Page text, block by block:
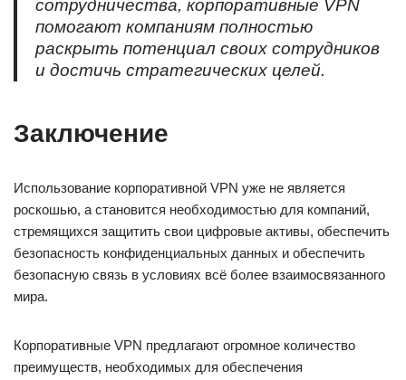
сотрудничества, корпоративные VPN
помогают компаниям полностью
раскрыть потенциал своих сотрудников
и достичь стратегических целей.
Заключение
Использование корпоративной VPN уже не является
роскошью, а становится необходимостью для компаний,
стремящихся защитить свои цифровые активы, обеспечить
безопасность конфиденциальных данных и обеспечить
безопасную связь в условиях всё более взаимосвязанного
мира.
Корпоративные VPN предлагают огромное количество
преимуществ, необходимых для обеспечения